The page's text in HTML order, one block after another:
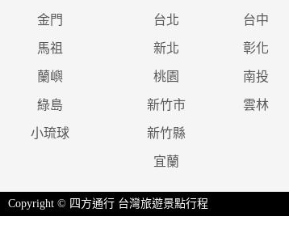
金門
馬祖
蘭嶼
綠島
小琉球
台北 台中
新北 彰化
桃園 南投
新竹市 雲林
新竹縣
宜蘭
Copyright © 四方通行 台灣旅遊景點行程